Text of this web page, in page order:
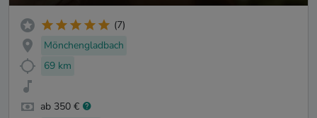
(7)
Mönchengladbach
69 km
ab 350 €